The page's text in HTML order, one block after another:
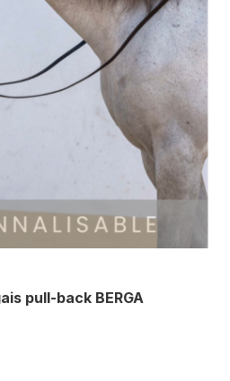
pull-back BERGA